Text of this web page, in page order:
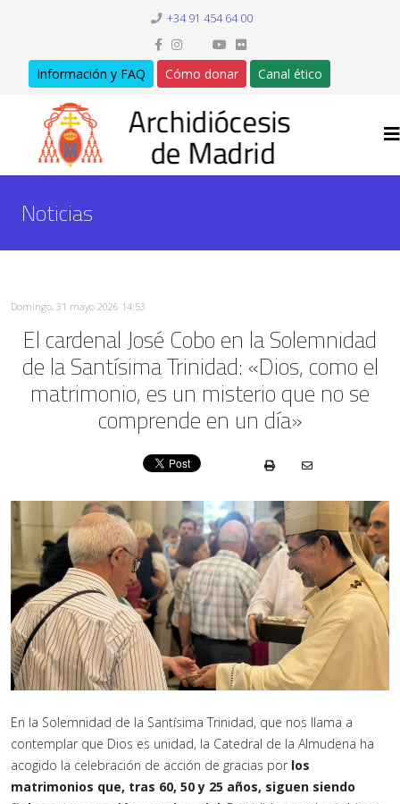
+34 91 454 64 00
Información y FAQ Cómo donar Canal ético
Noticias
Domingo, 31 mayo 2026 14:53
El cardenal José Cobo en la Solemnidad
de la Santísima Trinidad: «Dios, como el
matrimonio, es un misterio que no se
comprende en un día»
En la Solemnidad de la Santísima Trinidad, que nos llama a
contemplar que Dios es unidad, la Catedral de la Almudena ha
acogido la celebración de acción de gracias por los
matrimonios que, tras 60, 50 y 25 años, siguen siendo